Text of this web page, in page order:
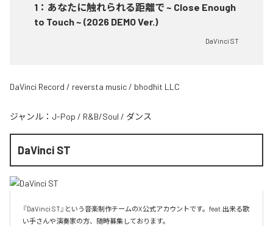
1 ： あなたに触れられる距離で ~ Close Enough
to Touch ~ (2026 DEMO Ver.)
DaVinci ST
DaVinci Record / reversta music / bhodhit LLC
ジャンル： J-Pop / R&B/Soul / ダンス
DaVinci ST
『DaVinci ST』という音楽制作チームのX公式アカウントです。feat.出来る歌
い手さんや演奏家の方、随時募集しております。